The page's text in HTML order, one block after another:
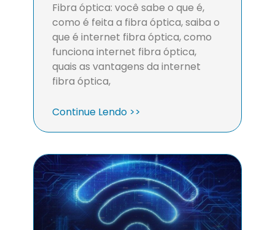
Fibra óptica: você sabe o que é,
como é feita a fibra óptica, saiba o
que é internet fibra óptica, como
funciona internet fibra óptica,
quais as vantagens da internet
fibra óptica,
Continue Lendo >>